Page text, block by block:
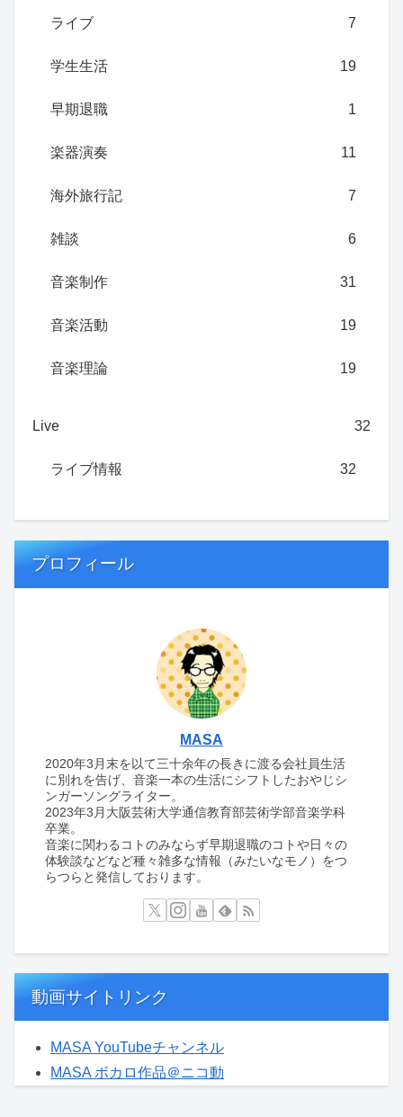
ライブ 7
学生生活 19
早期退職 1
楽器演奏 11
海外旅行記 7
雑談 6
音楽制作 31
音楽活動 19
音楽理論 19
Live 32
ライブ情報 32
プロフィール
MASA
2020年3月末を以て三十余年の長きに渡る会社員生活
に別れを告げ、音楽一本の生活にシフトしたおやじシ
ンガーソングライター。
2023年3月大阪芸術大学通信教育部芸術学部音楽学科
卒業。
音楽に関わるコトのみならず早期退職のコトや日々の
体験談などなど種々雑多な情報（みたいなモノ）をつ
らつらと発信しております。
動画サイトリンク
MASA YouTubeチャンネル
MASA ボカロ作品＠ニコ動